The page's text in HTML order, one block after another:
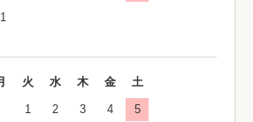
火 水 木 金 土
1 2 3 4 5